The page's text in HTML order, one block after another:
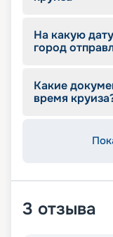
На какую
город
Какие
время
3 отзыва